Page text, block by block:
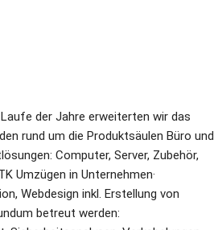
der Jahre erweiterten wir das
rund um die Produktsäulen Büro und
Computer, Server, Zubehör,
Umzügen in Unternehmen·
Webdesign inkl. Erstellung von
betreut werden: